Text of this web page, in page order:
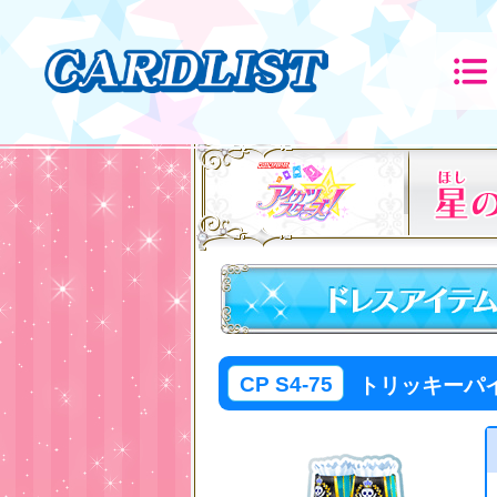
CP S4-75 トリッキーパ